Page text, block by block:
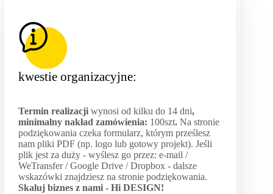
kwestie organizacyjne:
Termin realizacji wynosi od kilku do 14 dni,
minimalny nakład zamówienia: 100szt. Na stronie
podziękowania czeka formularz, którym prześlesz
nam pliki PDF (np. logo lub gotowy projekt). Jeśli
plik jest za duży - wyślesz go przez: e-mail /
WeTransfer / Google Drive / Dropbox - dalsze
wskazówki znajdziesz na stronie podziękowania.
Skaluj biznes z nami - Hi DESIGN!